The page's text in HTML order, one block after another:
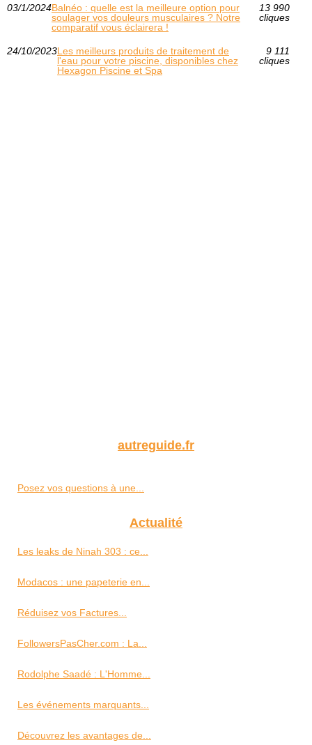
03/1/2024Balnéo : quelle est la meilleure option pour
soulager vos douleurs musculaires ? Notre
comparatif vous éclairera !
13 990
cliques
24/10/2023Les meilleurs produits de traitement de
l'eau pour votre piscine, disponibles chez
Hexagon Piscine et Spa
9 111
cliques
autreguide.fr
Posez vos questions à une...
Actualité
Les leaks de Ninah 303 : ce...
Modacos : une papeterie en...
Réduisez vos Factures...
FollowersPasCher.com : La...
Rodolphe Saadé : L'Homme...
Les événements marquants...
Découvrez les avantages de...